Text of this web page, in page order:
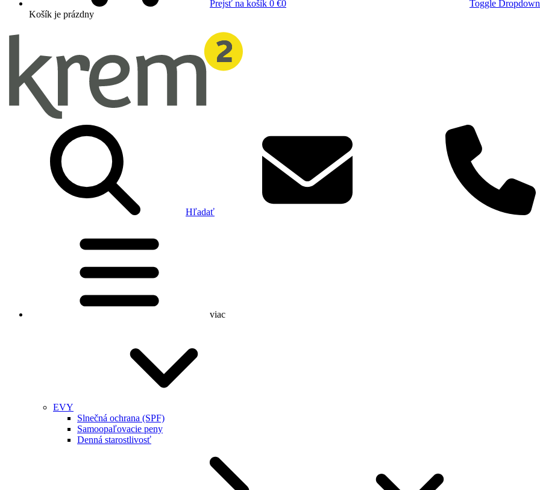
Prejsť na košík 0 €0
Toggle Dropdown
Košík je prázdny
Hľadať
viac
EVY
Slnečná ochrana (SPF)
Samoopaľovacie peny
Denná starostlivosť